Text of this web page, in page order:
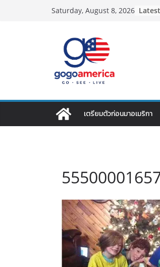
Saturday, August 8, 2026
เตรียมตัวก่อนมาอเมริกา